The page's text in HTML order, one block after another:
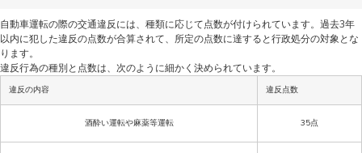
自動車運転の際の交通違反には、種類に応じて点数が付けられています。過去3年
以内に犯した違反の点数が合算されて、所定の点数に達すると行政処分の対象とな
ります。
違反行為の種別と点数は、次のように細かく決められています。
違反の内容 違反点数
酒酔い運転や麻薬等運転 35点